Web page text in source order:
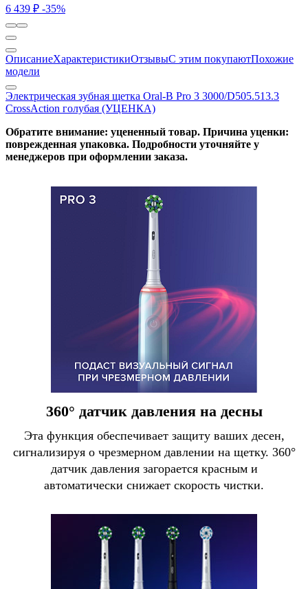
6 439 ₽ -35%
ОписаниеХарактеристикиОтзывыС этим покупаютПохожие
модели
Электрическая зубная щетка Oral-B Pro 3 3000/D505.513.3
CrossAction голубая (УЦЕНКА)
Обратите внимание: уцененный товар. Причина уценки:
поврежденная упаковка. Подробности уточняйте у
менеджеров при оформлении заказа.
360° датчик давления на десны
Эта функция обеспечивает защиту ваших десен,
сигнализируя о чрезмерном давлении на щетку. 360°
датчик давления загорается красным и
автоматически снижает скорость чистки.